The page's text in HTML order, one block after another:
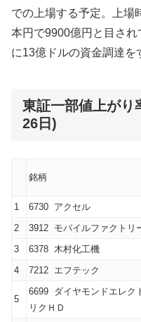
での上場する予定。上場
本円で9900億円と目さ
に13億ドルの資金調達を
東証一部値上がり
26日)
銘柄
1 6730 アクセル
2
3912 モバイルファクトリ
3
6378 木村化工機
4
7212 エフテック
5
6699 ダイヤモンドエレク
リクＨＤ